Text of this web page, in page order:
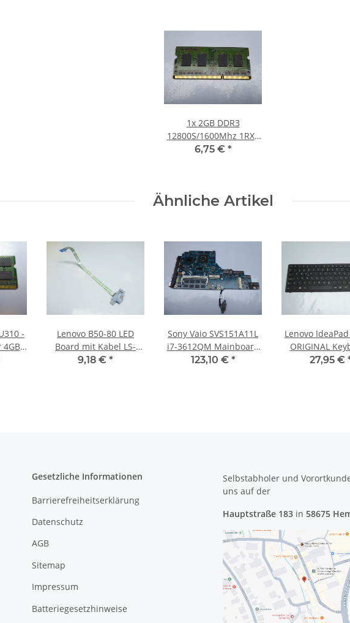
1x 2GB DDR3
12800S/1600Mhz 1RX8
Notebook SO-DIMM
6,75 € *
Ähnliche Artikel
-
Lenovo B50-80 LED
Board mit Kabel LS-
B092R #4151
9,18 € *
Sony Vaio SVS151A11L
i7-3612QM Mainboard
Nvidia N13P-LP-A2
123,10 € *
Lenovo
ORIGINAL
27,95 €
Gesetzliche Informationen
Barrierefreiheitserklärung
Datenschutz
AGB
Sitemap
Impressum
Batteriegesetzhinweise
Selbstabholer und
uns auf der
Hauptstraße 183 in 58675